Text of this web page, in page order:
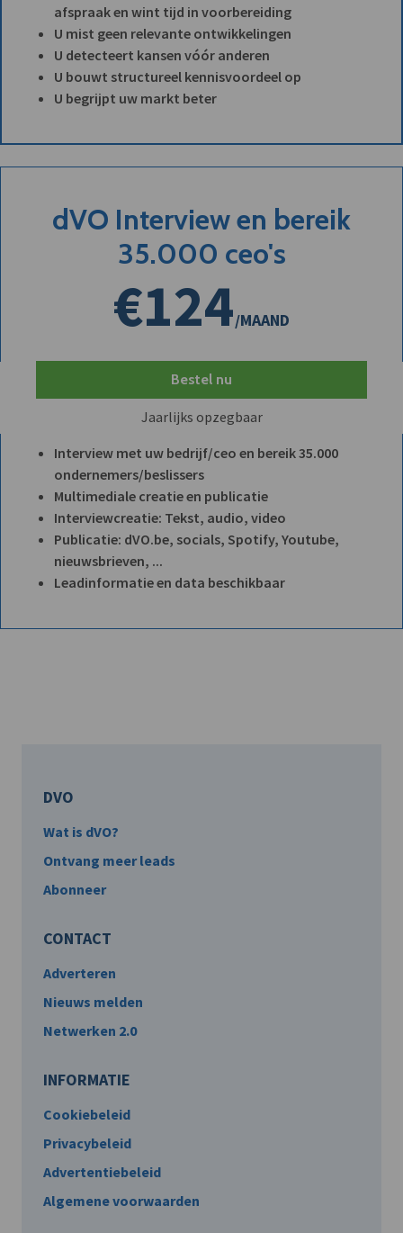
afspraak en wint tijd in voorbereiding
U mist geen relevante ontwikkelingen
U detecteert kansen vóór anderen
U bouwt structureel kennisvoordeel op
U begrijpt uw markt beter
dVO Interview en bereik
35.000 ceo's
€124/MAAND
Bestel nu
Jaarlijks opzegbaar
Interview met uw bedrijf/ceo en bereik 35.000
ondernemers/beslissers
Multimediale creatie en publicatie
Interviewcreatie: Tekst, audio, video
Publicatie: dVO.be, socials, Spotify, Youtube,
nieuwsbrieven, ...
Leadinformatie en data beschikbaar
DVO
Wat is dVO?
Ontvang meer leads
Abonneer
CONTACT
Adverteren
Nieuws melden
Netwerken 2.0
INFORMATIE
Cookiebeleid
Privacybeleid
Advertentiebeleid
Algemene voorwaarden